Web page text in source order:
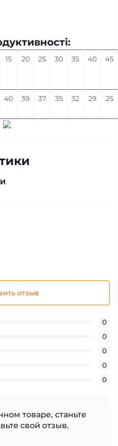
15 20 25 30 35 40 45
40 39 37 35 32 29 25
отзыв
0
0
0
0
0
товаре, станьте
свой отзыв.